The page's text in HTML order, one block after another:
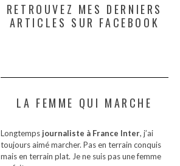
RETROUVEZ MES DERNIERS
ARTICLES SUR FACEBOOK
LA FEMME QUI MARCHE
Longtemps journaliste à France Inter, j’ai
toujours aimé marcher. Pas en terrain conquis
mais en terrain plat. Je ne suis pas une femme